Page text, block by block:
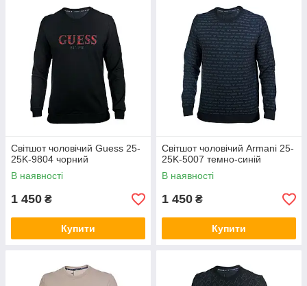
Світшот чоловічий Guess 25-
25K-9804 чорний
В наявності
1 450 ₴
Купити
Світшот чоловічий Armani 25-
25K-5007 темно-синій
В наявності
1 450 ₴
Купити